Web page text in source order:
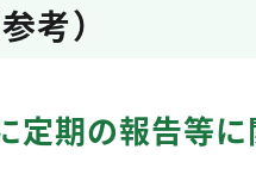
考）
定期の報告等